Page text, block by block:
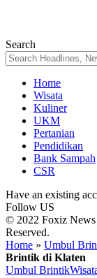
Search
Home
Wisata
Kuliner
UKM
Pertanian
Pendidikan
Bank Sampah
CSR
Have an existing
Follow US
© 2022 Foxiz
Reserved.
Home » Umbul
Brintik di Klaten
Umbul Brintik